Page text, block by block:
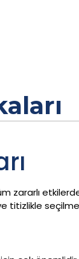
zararlı
titizlikle